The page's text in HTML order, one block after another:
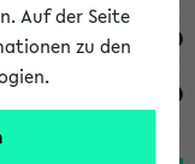
Auf der Seite
zu den